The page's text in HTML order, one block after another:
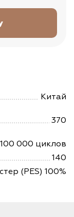
Китай
370
000 циклов
140
(PES) 100%